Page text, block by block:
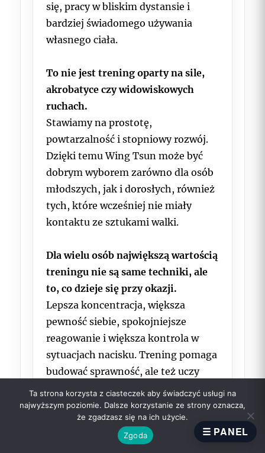
się, pracy w bliskim dystansie i
bardziej świadomego używania
własnego ciała.
To nie jest trening oparty na sile,
akrobatyce czy widowiskowych
ruchach.
Stawiamy na prostotę,
powtarzalność i stopniowy rozwój.
Dzięki temu Wing Tsun może być
dobrym wyborem zarówno dla osób
młodszych, jak i dorosłych, również
tych, które wcześniej nie miały
kontaktu ze sztukami walki.
Dla wielu osób największą wartością
treningu nie są same techniki, ale
to, co dzieje się przy okazji.
Lepsza koncentracja, większa
pewność siebie, spokojniejsze
reagowanie i większa kontrola w
sytuacjach nacisku. Trening pomaga
budować sprawność, ale też uczy
dyscypliny i regularności.
Wing Tsun traktujemy jako
praktyczny system pracy nad sobą.☰ PANEL
Ta strona korzysta z ciasteczek aby świadczyć usługi na
najwyższym poziomie. Dalsze korzystanie ze strony oznacza,
że zgadzasz się na ich użycie.
Zgoda